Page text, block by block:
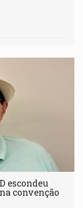
escondeu
convenção